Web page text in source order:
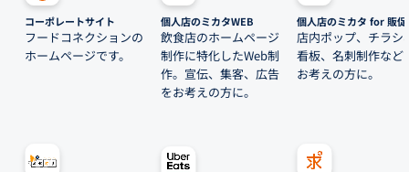
コーポレートサイト
フードコネクションの
ホームページです。
個人店のミカタWEB
飲食店のホームページ
制作に特化したWeb制
作。宣伝、集客、広告
をお考えの方に。
個人店のミカタ for 販促
店内ポップ、チラシ
看板、名刺制作など
お考えの方に。